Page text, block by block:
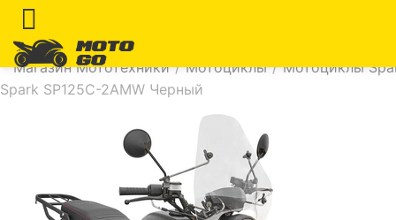
Магазин Мототехники / Мотоциклы / Мотоциклы
Spark SP125C-2AMW Черный